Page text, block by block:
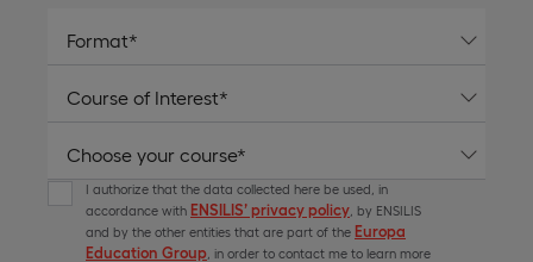
I authorize that the data collected here be used, in
accordance with ENSILIS’ privacy policy , by ENSILIS
and by the other entities that are part of the Europa
Education Group , in order to contact me to learn more